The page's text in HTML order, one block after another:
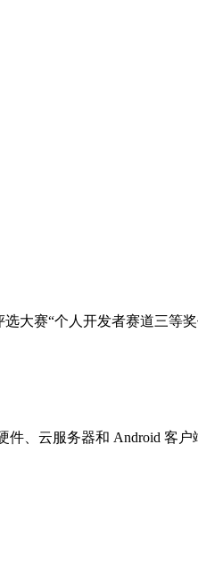
大赛“个人开发者赛道三等奖
、云服务器和 Android 客